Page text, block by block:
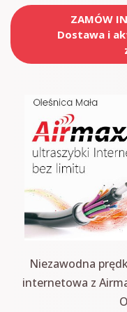
ZAMÓW
Dostawa i
Niezawodna
internetowa z